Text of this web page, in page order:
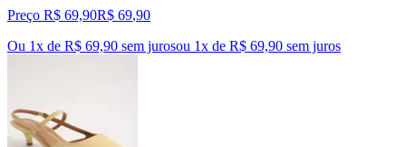
Preço R$ 69,90R$ 69,90
Ou 1x de R$ 69,90 sem jurosou 1x de R$ 69,90 sem juros